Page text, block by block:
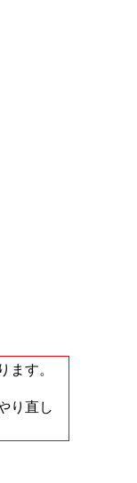
ます。
り直し